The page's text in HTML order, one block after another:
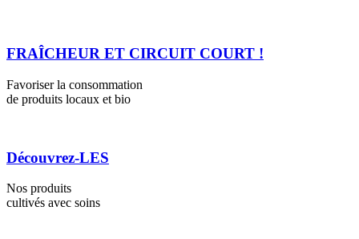
FRAÎCHEUR ET CIRCUIT COURT !
Favoriser la consommation
de produits locaux et bio
Découvrez-LES
Nos produits
cultivés avec soins